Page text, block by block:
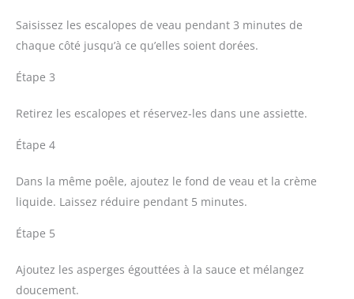
Saisissez les escalopes de veau pendant 3 minutes de
chaque côté jusqu’à ce qu’elles soient dorées.
Étape 3
Retirez les escalopes et réservez-les dans une assiette.
Étape 4
Dans la même poêle, ajoutez le fond de veau et la crème
liquide. Laissez réduire pendant 5 minutes.
Étape 5
Ajoutez les asperges égouttées à la sauce et mélangez
doucement.